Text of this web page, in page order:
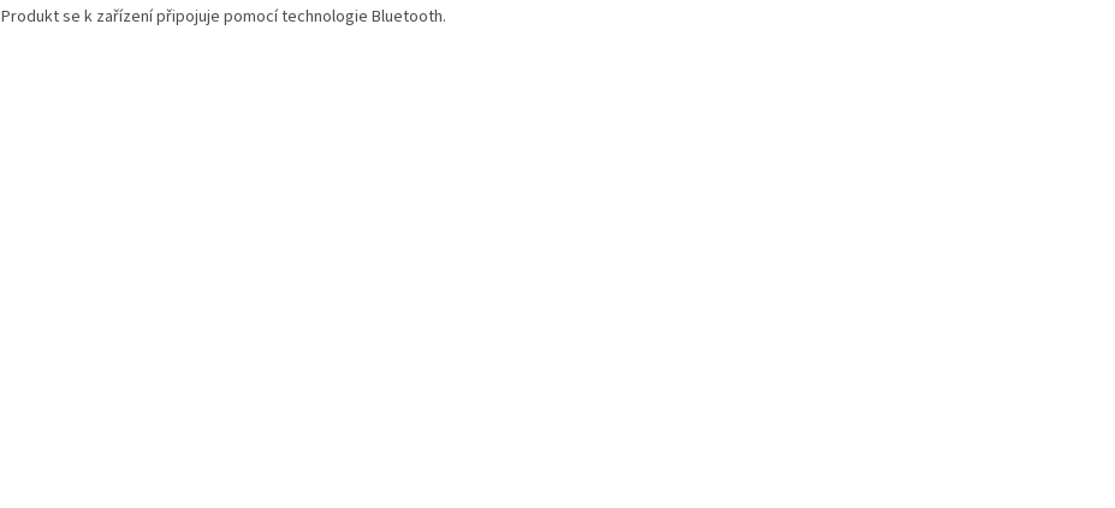
Produkt se k zařízení připojuje pomocí technologie Bluetooth.